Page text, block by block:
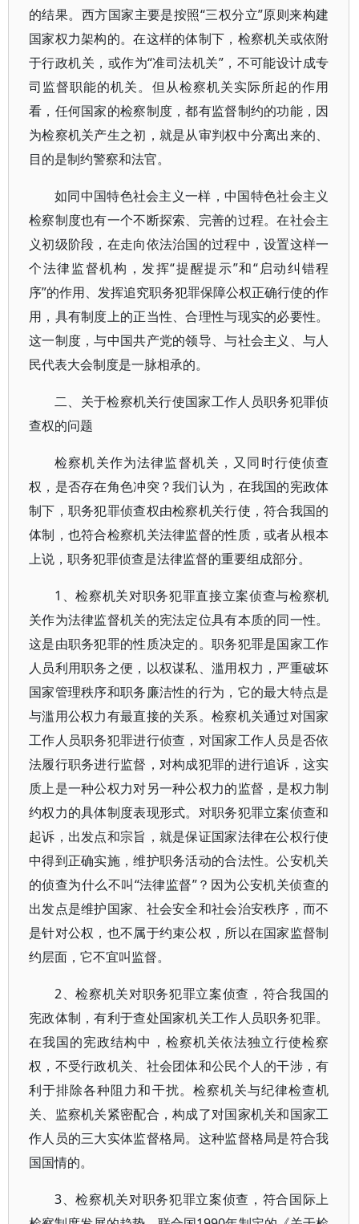
的结果。西方国家主要是按照“三权分立”原则来构建
国家权力架构的。在这样的体制下，检察机关或依附
于行政机关，或作为“准司法机关”，不可能设计成专
司监督职能的机关。但从检察机关实际所起的作用
看，任何国家的检察制度，都有监督制约的功能，因
为检察机关产生之初，就是从审判权中分离出来的、
目的是制约警察和法官。
如同中国特色社会主义一样，中国特色社会主义
检察制度也有一个不断探索、完善的过程。在社会主
义初级阶段，在走向依法治国的过程中，设置这样一
个法律监督机构，发挥“提醒提示”和“启动纠错程
序”的作用、发挥追究职务犯罪保障公权正确行使的作
用，具有制度上的正当性、合理性与现实的必要性。
这一制度，与中国共产党的领导、与社会主义、与人
民代表大会制度是一脉相承的。
二、关于检察机关行使国家工作人员职务犯罪侦
查权的问题
检察机关作为法律监督机关，又同时行使侦查
权，是否存在角色冲突？我们认为，在我国的宪政体
制下，职务犯罪侦查权由检察机关行使，符合我国的
体制，也符合检察机关法律监督的性质，或者从根本
上说，职务犯罪侦查是法律监督的重要组成部分。
1、检察机关对职务犯罪直接立案侦查与检察机
关作为法律监督机关的宪法定位具有本质的同一性。
这是由职务犯罪的性质决定的。职务犯罪是国家工作
人员利用职务之便，以权谋私、滥用权力，严重破坏
国家管理秩序和职务廉洁性的行为，它的最大特点是
与滥用公权力有最直接的关系。检察机关通过对国家
工作人员职务犯罪进行侦查，对国家工作人员是否依
法履行职务进行监督，对构成犯罪的进行追诉，这实
质上是一种公权力对另一种公权力的监督，是权力制
约权力的具体制度表现形式。对职务犯罪立案侦查和
起诉，出发点和宗旨，就是保证国家法律在公权行使
中得到正确实施，维护职务活动的合法性。公安机关
的侦查为什么不叫“法律监督”？因为公安机关侦查的
出发点是维护国家、社会安全和社会治安秩序，而不
是针对公权，也不属于约束公权，所以在国家监督制
约层面，它不宜叫监督。
2、检察机关对职务犯罪立案侦查，符合我国的
宪政体制，有利于查处国家机关工作人员职务犯罪。
在我国的宪政结构中，检察机关依法独立行使检察
权，不受行政机关、社会团体和公民个人的干涉，有
利于排除各种阻力和干扰。检察机关与纪律检查机
关、监察机关紧密配合，构成了对国家机关和国家工
作人员的三大实体监督格局。这种监督格局是符合我
国国情的。
3、检察机关对职务犯罪立案侦查，符合国际上